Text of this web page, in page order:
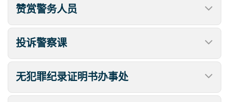
赞赏警务人员
投诉警察课
无犯罪纪录证明书办事处